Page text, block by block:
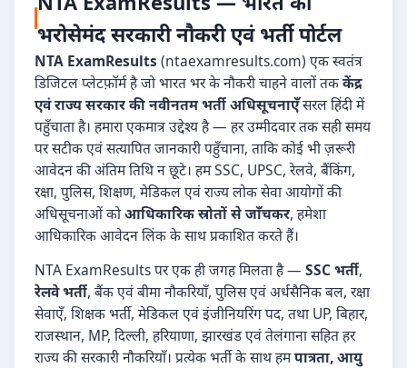
भरोसेमंद सरकारी नौकरी एवं भर्ती पोर्टल
NTA ExamResults (ntaexamresults.com) एक स्वतंत्र
डिजिटल प्लेटफ़ॉर्म है जो भारत भर के नौकरी चाहने वालों तककेंद्र
एवं राज्य सरकार की नवीनतम भर्ती अधिसूचनाएँसरल हिंदी में
पहुँचाता है। हमारा एकमात्र उद्देश्य है — हर उम्मीदवार तक सही समय
पर सटीक एवं सत्यापित जानकारी पहुँचाना, ताकि कोई भी ज़रूरी
आवेदन की अंतिम तिथि न छूटे। हम SSC, UPSC, रेलवे, बैंकिंग,
रक्षा, पुलिस, शिक्षण, मेडिकल एवं राज्य लोक सेवा आयोगों की
अधिसूचनाओं कोआधिकारिक स्रोतों से जाँचकर, हमेशा
आधिकारिक आवेदन लिंक के साथ प्रकाशित करते हैं।
NTA ExamResults पर एक ही जगह मिलता है — SSC भर्ती,
रेलवे भर्ती, बैंक एवं बीमा नौकरियाँ, पुलिस एवं अर्धसैनिक बल, रक्षा
सेवाएँ, शिक्षक भर्ती, मेडिकल एवं इंजीनियरिंग पद, तथा UP, बिहार,
राजस्थान, MP, दिल्ली, हरियाणा, झारखंड एवं तेलंगाना सहित हर
राज्य की सरकारी नौकरियाँ। प्रत्येक भर्ती के साथ हमपात्रता, आयु